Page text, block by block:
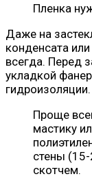
Пленка
Даже на
конденсата
всегда. Перед
укладкой
гидроизоляции.
Проще
мастику
стены
скотчем.